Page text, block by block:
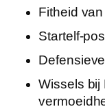
Fitheid
Startelf-
Wissels bij